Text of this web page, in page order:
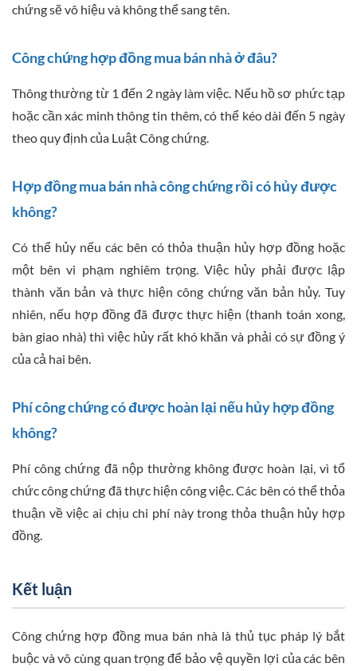
chứng sẽ vô hiệu và không thể sang tên.
Công chứng hợp đồng mua bán nhà ở đâu?
Thông thường từ 1 đến 2 ngày làm việc. Nếu hồ sơ phức tạp
hoặc cần xác minh thông tin thêm, có thể kéo dài đến 5 ngày
theo quy định của Luật Công chứng.
Hợp đồng mua bán nhà công chứng rồi có hủy được
không?
Có thể hủy nếu các bên có thỏa thuận hủy hợp đồng hoặc
một bên vi phạm nghiêm trọng. Việc hủy phải được lập
thành văn bản và thực hiện công chứng văn bản hủy. Tuy
nhiên, nếu hợp đồng đã được thực hiện (thanh toán xong,
bàn giao nhà) thì việc hủy rất khó khăn và phải có sự đồng ý
của cả hai bên.
Phí công chứng có được hoàn lại nếu hủy hợp đồng
không?
Phí công chứng đã nộp thường không được hoàn lại, vì tổ
chức công chứng đã thực hiện công việc. Các bên có thể thỏa
thuận về việc ai chịu chi phí này trong thỏa thuận hủy hợp
đồng.
Kết luận
Công chứng hợp đồng mua bán nhà là thủ tục pháp lý bắt
buộc và vô cùng quan trọng để bảo vệ quyền lợi của các bên